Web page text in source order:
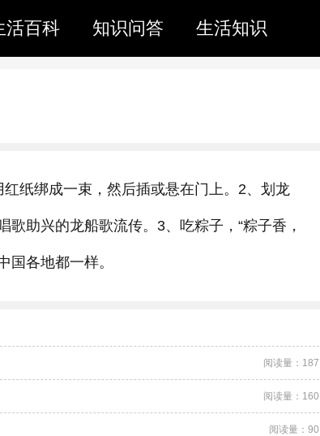
活百科 知识问答 生活知识
纸绑成一束，然后插或悬在门上。2、划龙
助兴的龙船歌流传。3、吃粽子，“粽子香，
国各地都一样。
阅读量：187
阅读量：160
阅读量：90